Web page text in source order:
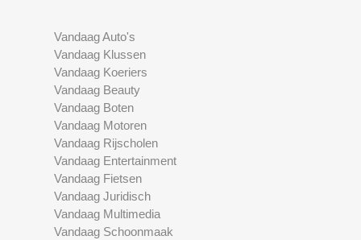
Vandaag Auto's
Vandaag Klussen
Vandaag Koeriers
Vandaag Beauty
Vandaag Boten
Vandaag Motoren
Vandaag Rijscholen
Vandaag Entertainment
Vandaag Fietsen
Vandaag Juridisch
Vandaag Multimedia
Vandaag Schoonmaak